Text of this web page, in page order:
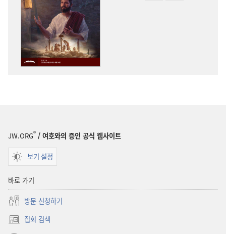
JW.ORG® / 여호와의 증인 공식 웹사이트
보기 설정
바로 가기
방문 신청하기
집회 검색
(새로운